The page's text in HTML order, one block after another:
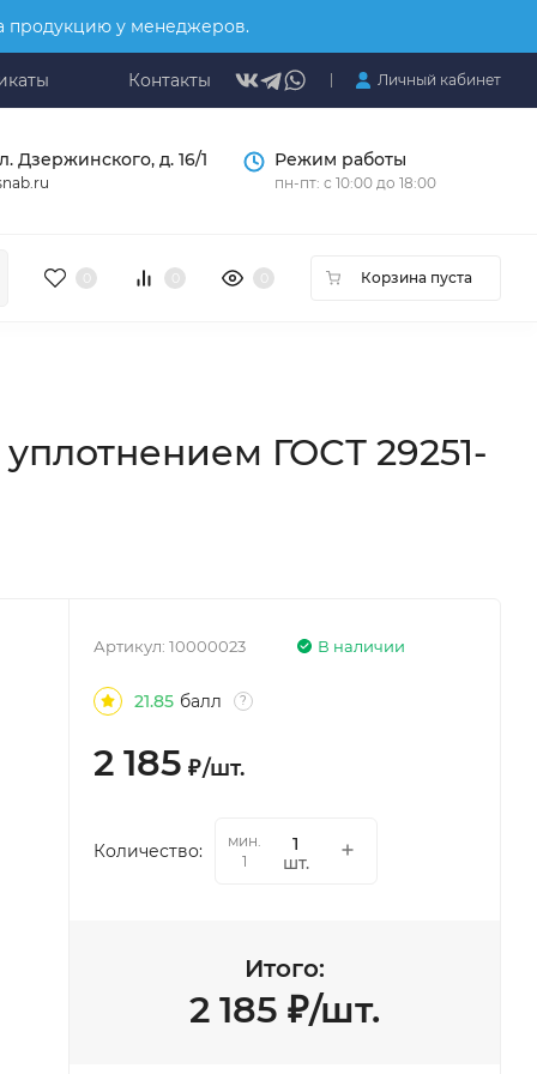
продукцию у менеджеров.
Контакты Личный кабинет
Дзержинского, д. 16/1 Режим работы
пн-пт: с 10:00 до 18:00
Корзина пуста
ГОСТ 29251-
В наличии
Артикул:10000023
21.85 балл ?
2 185 ₽/шт.
Количество:
мин.
1
шт.
Итого:
2 185 ₽/шт.